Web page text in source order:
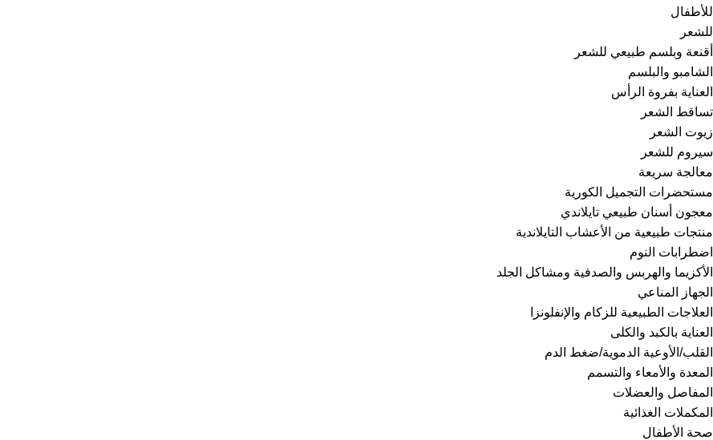
للأطفال
للشعر
أقنعة وبلسم طبيعي للشعر
الشامبو والبلسم
العناية بفروة الرأس
تساقط الشعر
زيوت الشعر
سيروم للشعر
معالجة سريعة
مستحضرات التجميل الكورية
معجون أسنان طبيعي تايلاندي
منتجات طبيعية من الأعشاب التايلاندية
اضطرابات النوم
الأكزيما والهربس والصدفية ومشاكل الجلد
الجهاز المناعي
العلاجات الطبيعية للزكام والإنفلونزا
العناية بالكبد والكلى
القلب/الأوعية الدموية/ضغط الدم
المعدة والأمعاء والتسمم
المفاصل والعضلات
المكملات الغذائية
صحة الأطفال